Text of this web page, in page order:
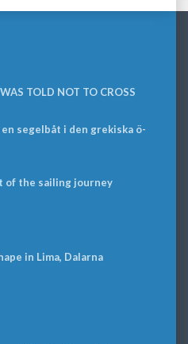
TOLD NOT TO CROSS
segelbåt i den grekiska ö-
of the sailing journey
in Lima, Dalarna